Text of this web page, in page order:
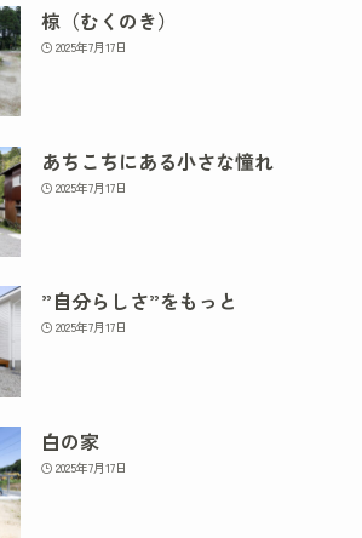
椋（むくのき）
2025年7月17日
あちこちにある小さな憧れ
2025年7月17日
”自分らしさ”をもっと
2025年7月17日
白の家
2025年7月17日